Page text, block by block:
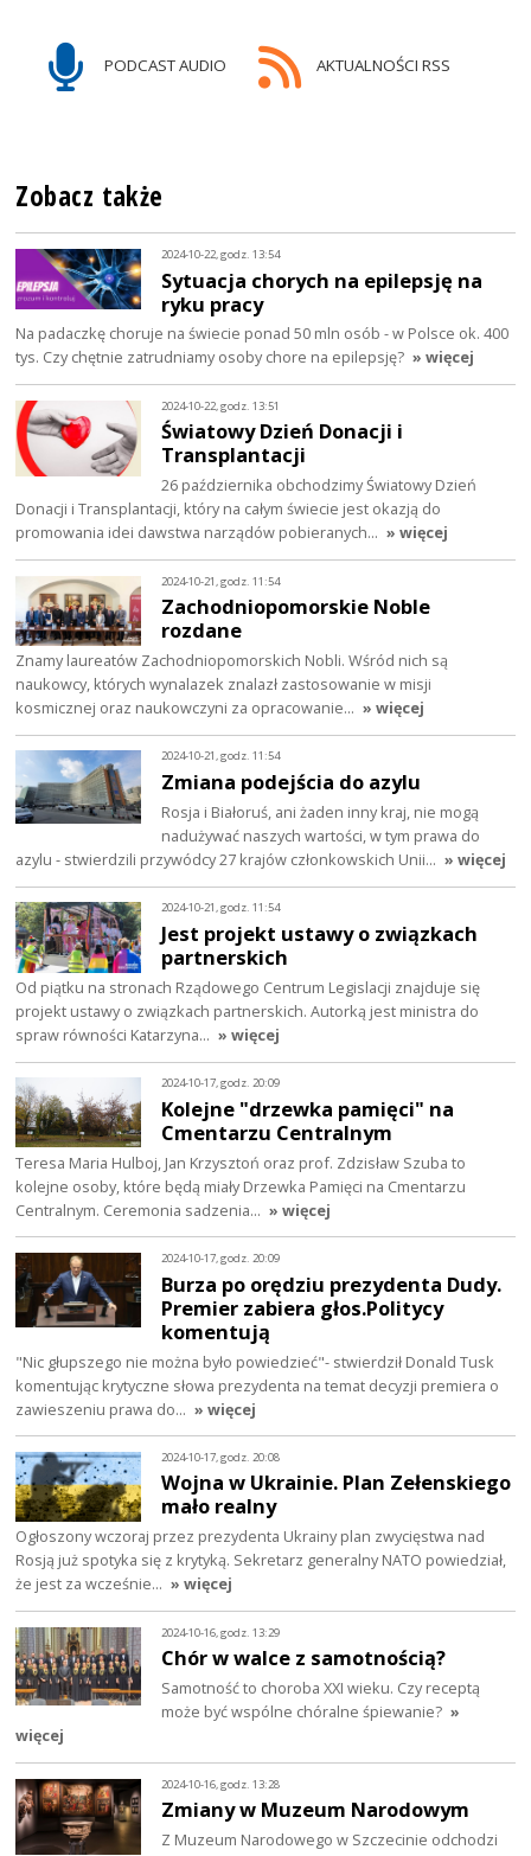
PODCAST AUDIO AKTUALNOŚCI RSS
Zobacz także
2024-10-22, godz. 13:54
Sytuacja chorych na epilepsję na
ryku pracy
Na padaczkę choruje na świecie ponad 50 mln osób - w Polsce ok. 400
tys. Czy chętnie zatrudniamy osoby chore na epilepsję? » więcej
2024-10-22, godz. 13:51
Światowy Dzień Donacji i
Transplantacji
26 października obchodzimy Światowy Dzień
Donacji i Transplantacji, który na całym świecie jest okazją do
promowania idei dawstwa narządów pobieranych… » więcej
2024-10-21, godz. 11:54
Zachodniopomorskie Noble
rozdane
Znamy laureatów Zachodniopomorskich Nobli. Wśród nich są
naukowcy, których wynalazek znalazł zastosowanie w misji
kosmicznej oraz naukowczyni za opracowanie… » więcej
2024-10-21, godz. 11:54
Zmiana podejścia do azylu
Rosja i Białoruś, ani żaden inny kraj, nie mogą
nadużywać naszych wartości, w tym prawa do
azylu - stwierdzili przywódcy 27 krajów członkowskich Unii… » więcej
2024-10-21, godz. 11:54
Jest projekt ustawy o związkach
partnerskich
Od piątku na stronach Rządowego Centrum Legislacji znajduje się
projekt ustawy o związkach partnerskich. Autorką jest ministra do
spraw równości Katarzyna… » więcej
2024-10-17, godz. 20:09
Kolejne "drzewka pamięci" na
Cmentarzu Centralnym
Teresa Maria Hulboj, Jan Krzysztoń oraz prof. Zdzisław Szuba to
kolejne osoby, które będą miały Drzewka Pamięci na Cmentarzu
Centralnym. Ceremonia sadzenia… » więcej
2024-10-17, godz. 20:09
Burza po orędziu prezydenta Dudy.
Premier zabiera głos.Politycy
komentują
"Nic głupszego nie można było powiedzieć"- stwierdził Donald Tusk
komentując krytyczne słowa prezydenta na temat decyzji premiera o
zawieszeniu prawa do… » więcej
2024-10-17, godz. 20:08
Wojna w Ukrainie. Plan Zełenskiego
mało realny
Ogłoszony wczoraj przez prezydenta Ukrainy plan zwycięstwa nad
Rosją już spotyka się z krytyką. Sekretarz generalny NATO powiedział,
że jest za wcześnie… » więcej
2024-10-16, godz. 13:29
Chór w walce z samotnością?
Samotność to choroba XXI wieku. Czy receptą
może być wspólne chóralne śpiewanie? »
więcej
2024-10-16, godz. 13:28
Zmiany w Muzeum Narodowym
Z Muzeum Narodowego w Szczecinie odchodzi